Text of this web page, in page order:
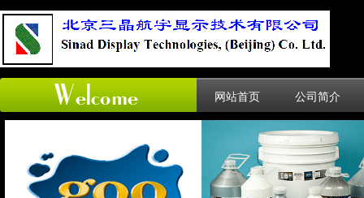
网站首页 公司简介